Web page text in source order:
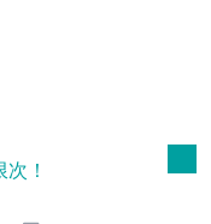
運費$40、
】
！